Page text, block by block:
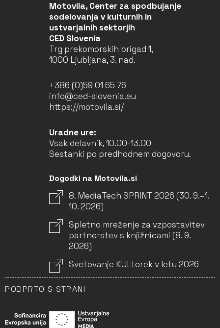
Motovila, Center za spodbujanje
sodelovanja v kulturnih in
ustvarjalnih sektorjih
CED Slovenia
Trg prekomorskih brigad 1,
1000 Ljubljana, 3. nad.
+386 (0)59 01 65 76
info@ced-slovenia.eu
https://motovila.si/
Uradne ure:
Vsak delavnik, 10.00-13.00
Sestanki po predhodnem dogovoru.
Dogodki na Motovila.si
8. MediaTech SPRINT 2026 (30. 9.–1.
10. 2026)
Spletno mreženje za vzpostavitev
partnerstev s knjižnicami (8. 9.
2026)
Svetovanje KULtorek v letu 2026
PODPRTO S STRANI